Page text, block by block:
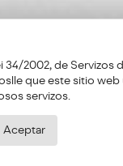
34/2002, de Servizos
que este sitio web
servizos.
Aceptar